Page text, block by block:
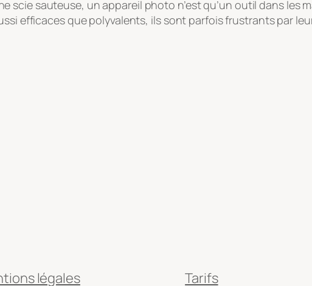
scie sauteuse, un appareil photo n’est qu’un outil dans les
efficaces que polyvalents, ils sont parfois frustrants par
légales Tarifs